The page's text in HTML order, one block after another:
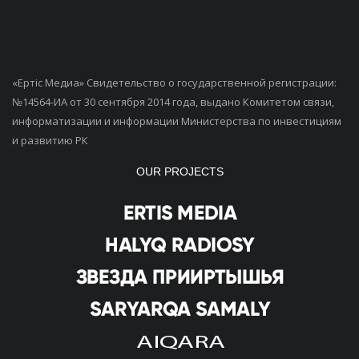
«Ертiс Медиа» Свидетельство о государственной регистрации:
№14564-ИА от 30 сентября 2014 года, выдано Комитетом связи,
информатизации и информации Министерства по инвестициям
и развитию РК
OUR PROJECTS